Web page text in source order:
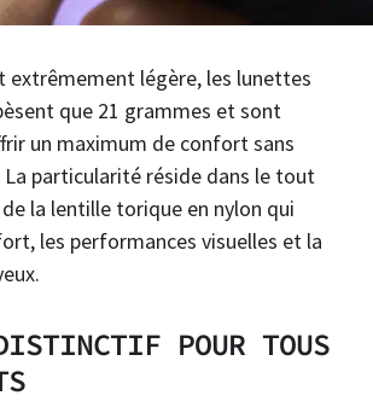
extrêmement légère, les lunettes
que 21 grammes et sont
un maximum de confort sans
particularité réside dans le tout
la lentille torique en nylon qui
les performances visuelles et la
POUR TOUS